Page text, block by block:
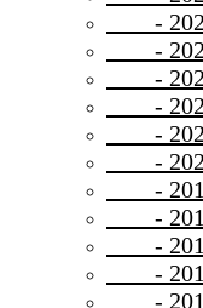
-
-
-
-
-
-
-
-
-
-
-